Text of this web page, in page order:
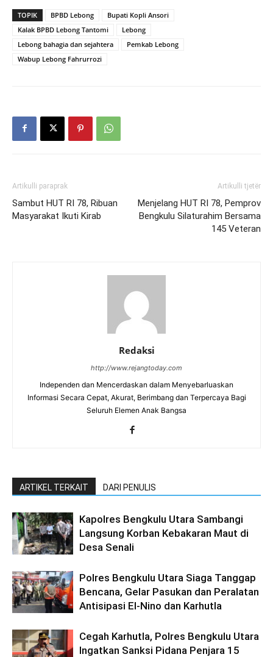
TOPIK BPBD Lebong
Bupati Kopli Ansori
Kalak BPBD Lebong Tantomi
Lebong
Lebong bahagia dan sejahtera
Pemkab Lebong
Wabup Lebong Fahrurrozi
Artikulli paraprak
Sambut HUT RI 78, Ribuan
Masyarakat Ikuti Kirab
Artikulli tjetër
Menjelang HUT RI 78, Pemprov
Bengkulu Silaturahim Bersama
145 Veteran
Redaksi
http://www.rejangtoday.com
Independen dan Mencerdaskan dalam Menyebarluaskan
Informasi Secara Cepat, Akurat, Berimbang dan Terpercaya Bagi
Seluruh Elemen Anak Bangsa
ARTIKEL TERKAIT DARI PENULIS
Kapolres Bengkulu Utara Sambangi
Langsung Korban Kebakaran Maut di
Desa Senali
Polres Bengkulu Utara Siaga Tanggap
Bencana, Gelar Pasukan dan Peralatan
Antisipasi El-Nino dan Karhutla
Cegah Karhutla, Polres Bengkulu Utara
Ingatkan Sanksi Pidana Penjara 15